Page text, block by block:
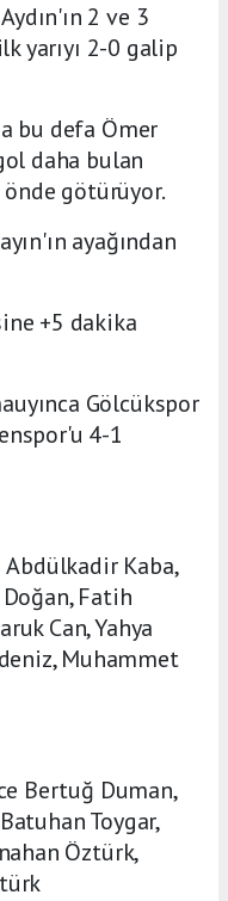
2 ve 3
yarıyı 2-0 galip
bu defa Ömer
daha bulan
önde götürüyor.
ayağından
+5 dakika
Gölcükspor
4-1
Kaba,
Fatih
Can, Yahya
Muhammet
Bertuğ Duman,
Toygar,
Öztürk,